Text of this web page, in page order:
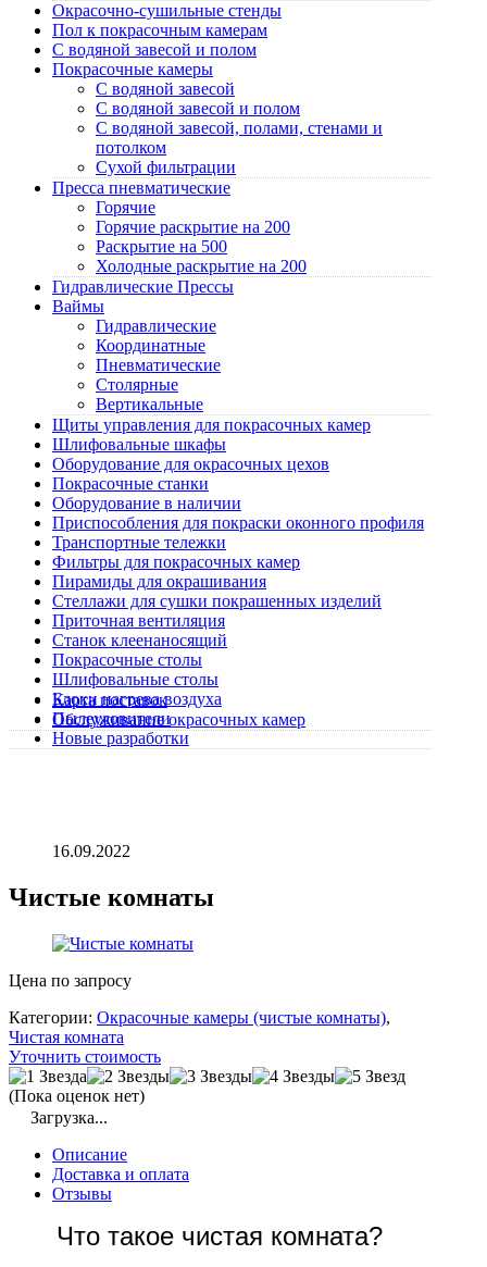
Окрасочно-сушильные стенды
Пол к покрасочным камерам
C водяной завесой и полом
Покрасочные камеры
C водяной завесой
C водяной завесой и полом
C водяной завесой, полами, стенами и
потолком
Cухой фильтрации
Пресса пневматические
Горячие
Горячие раскрытие на 200
Раскрытие на 500
Холодные раскрытие на 200
Гидравлические Прессы
Ваймы
Гидравлические
Координатные
Пневматические
Столярные
Вертикальные
Щиты управления для покрасочных камер
Шлифовальные шкафы
Оборудование для окрасочных цехов
Покрасочные станки
Оборудование в наличии
Приспособления для покраски оконного профиля
Транспортные тележки
Фильтры для покрасочных камер
Пирамиды для окрашивания
Стеллажи для сушки покрашенных изделий
Приточная вентиляция
Станок клеенаносящий
Покрасочные столы
Шлифовальные столы
Блоки нагрева воздуха
Пылеуловители
Новые разработки
Карта поставок
Обслуживание окрасочных камер
16.09.2022
Чистые комнаты
Цена по запросу
Категории: Окрасочные камеры (чистые комнаты),
Чистая комната
Уточнить стоимость
(Пока оценок нет)
Загрузка...
Описание
Доставка и оплата
Отзывы
Что такое чистая комната?